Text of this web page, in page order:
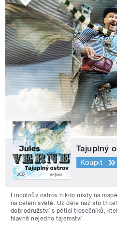
Tajuplný
Koupit
Lincolnův ostrov nikdo nikdy na
na celém světě. Už déle než sto
dobrodružství s pěticí trosečníků,
hlavně nejedno tajemství.